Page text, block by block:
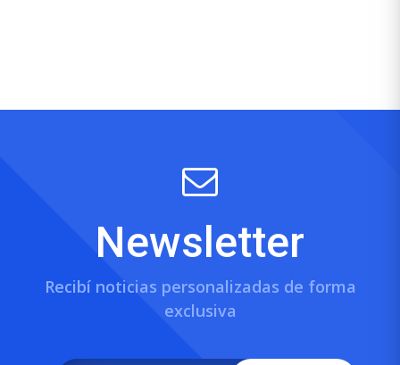
Newsletter
Recibí noticias personalizadas de forma
exclusiva